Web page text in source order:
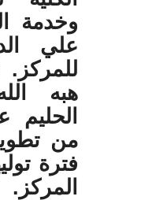
وخدمة
علي
هبه
من
فترة
المركز.